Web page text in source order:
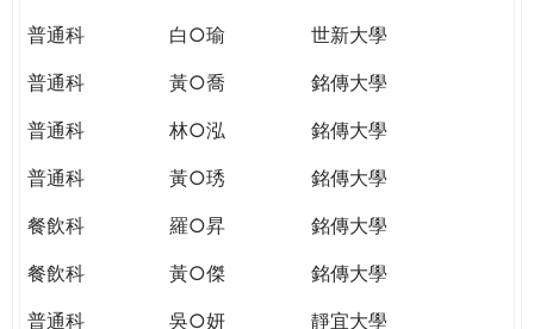
普通科
白○瑜
世新大學
普通科
黃○喬
銘傳大學
普通科
林○泓
銘傳大學
普通科
黃○琇
銘傳大學
餐飲科
羅○昇
銘傳大學
餐飲科
黃○傑
銘傳大學
普通科
吳○妍
靜宜大學